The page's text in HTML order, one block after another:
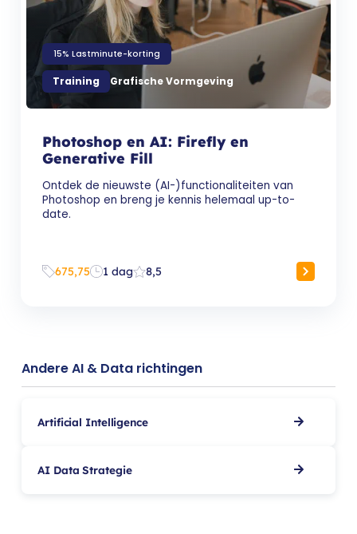
15% Lastminute-korting
Training Grafische Vormgeving
Photoshop en AI: Firefly en
Generative Fill
Ontdek de nieuwste (AI-)functionaliteiten van
Photoshop en breng je kennis helemaal up-to-
date.
675,75 1 dag 8,5
Andere AI & Data richtingen
Artificial Intelligence
AI Data Strategie